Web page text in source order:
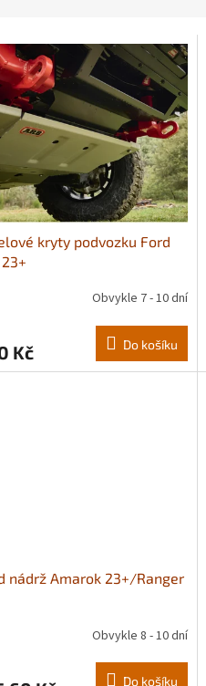
kryty podvozku Ford
Obvykle 7 - 10 dní
Kč Do košíku
nádrž Amarok 23+/Ranger
Obvykle 8 - 10 dní
Do košíku